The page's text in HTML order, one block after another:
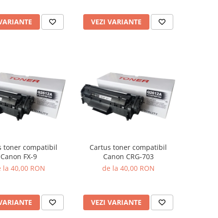
VEZI VARIANTE
toner compatibil
Canon FX-9
la 40,00 RON
Cartus toner compatibil
Canon CRG-703
de la 40,00 RON
VEZI VARIANTE